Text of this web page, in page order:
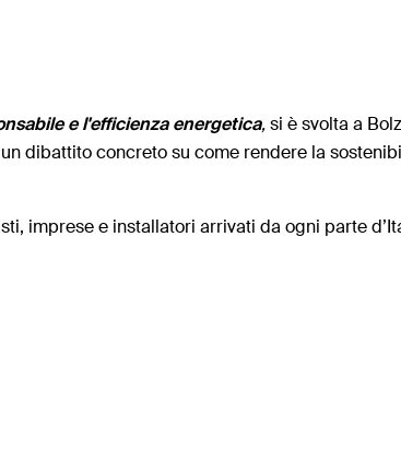
e l'efficienza energetica,si è svolta a
dibattito concreto su come rendere la
imprese e installatori arrivati da ogni parte